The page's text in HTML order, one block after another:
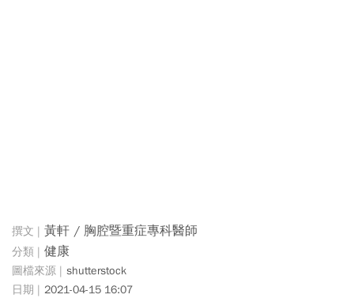
黃軒 / 胸腔暨重症專科醫師
健康
shutterstock
2021-04-15 16:07